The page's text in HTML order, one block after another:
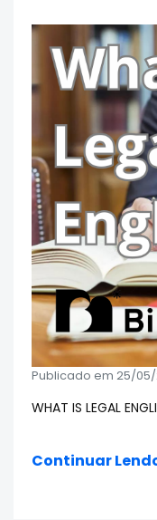
Publicado em 25/
WHAT IS LEGAL
Continuar